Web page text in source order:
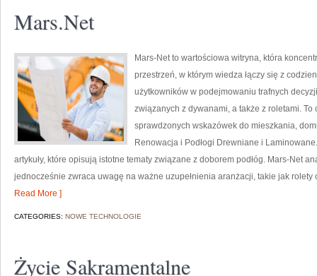
Mars.Net
Mars-Net to wartościowa witryna, która
przestrzeń, w którym wiedza łączy się z
użytkowników w podejmowaniu trafnych
związanych z dywanami, a także z roletami.
sprawdzonych wskazówek do mieszkania,
Renowacja i Podłogi Drewniane i
artykuły, które opisują istotne tematy związane z doborem podłóg. Mars-Net
jednocześnie zwraca uwagę na ważne uzupełnienia aranżacji, takie jak
Read More ]
CATEGORIES: NOWE TECHNOLOGIE
Życie Sakramentalne